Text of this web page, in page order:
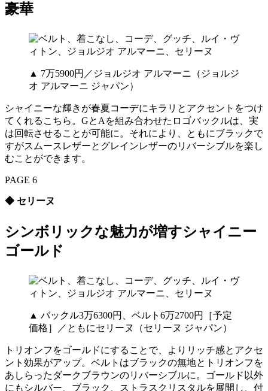
豪華
▲ 7万5900円／ジョルジオ アルマーニ（ジョルジ
オ アルマーニ ジャパン）
シャイニーな輝きが春夏コーデにキラリとアクセントをつけ
てくれるこちら。GとAを組み合わせたロゴバックルは、実
は回転させることが可能に。それにより、ともにブラックで
すがスムースレザーとグレインレザーのリバーシブルを楽し
むことができます。
PAGE 6
◆ セリーヌ
シンボリックな魅力が増すシャイニー
ゴールド
▲ バックル3万6300円、ベルト6万2700円［予定
価格］／ともにセリーヌ（セリーヌ ジャパン）
トリオンフをゴールドにすることで、よりリッチ感とアクセ
ント効果がアップ。ベルトはブラックの無地とトリオンフを
あしらったダークブラウンのリバーシブルに。ゴールド以外
にもシルバー、ブラック、ストラスクリスタルを展開し、付